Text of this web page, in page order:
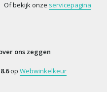
Of bekijk onze servicepagina
ons zeggen
8.6op Webwinkelkeur